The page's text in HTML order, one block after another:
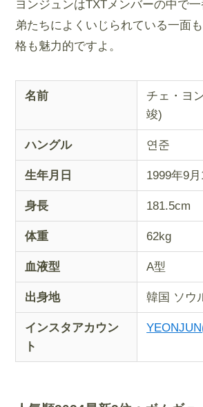
ヨンジュンはTXTメンバーの中で一
弟たちによくいじられている一面
格も魅力的ですよ。
名前
チェ・ヨ
竣)
ハングル 연준
生年月日 1999年9月
身長 181.5cm
体重 62kg
血液型 A型
出身地 韓国 ソウ
インスタアカウン
ト